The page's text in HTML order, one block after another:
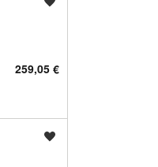
259,05 €